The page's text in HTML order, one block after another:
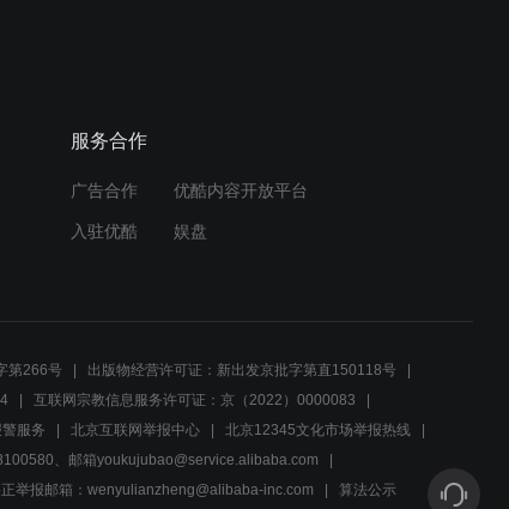
小伙摆摊卖内衣，不料小姑
02:29
玩伴 第3集 惊闻母校将拆迁
袁满组织同学会
服务合作
广告合作 优酷内容开放平台
入驻优酷 娱盘
第266号
出版物经营许可证：新出发京批字第直150118号
互联网宗教信息服务许可证：京（2022）0000083
服务 北京互联网举报中心
北京12345文化市场举报热线
、邮箱youkujubao@service.alibaba.com
正举报邮箱：wenyulianzheng@alibaba-inc.com 算法公示